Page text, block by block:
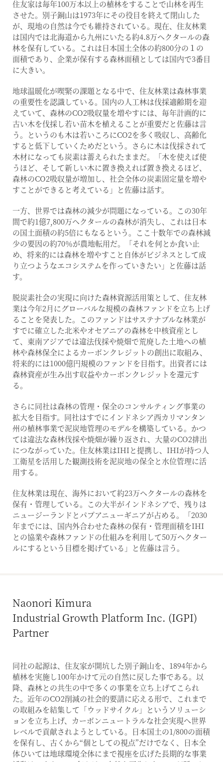
住友家は毎年100万本以上の植林をすることで山林を再生
させた。別子銅山は1973年にその役目を終えて閉山した
が、現地の自然は今でも維持されている。現在、住友林業
は国内では北海道から九州にいたる約4.8万ヘクタールの森
林を保有している。これは日本国土全体の約800分の１の
面積であり、企業が保有する森林面積としては国内で3番目
に大きい。
地球温暖化が喫緊の課題となる中で、住友林業は森林事業
の重要性を認識している。国内の人工林は伐採適齢期を迎
えていて、森林のCO2吸収量を増やすには、毎年計画的に
古い木を伐採し若い苗木を植えることが重要だと佐藤は言
う。というのも木は若いころにCO2を多く吸収し、高齢化
すると低下していくためだという。さらに木は伐採されて
木材になっても炭素は蓄えられたままだ。「木を使えば使
うほど、そして新しい木に置き換えれば置き換えるほど、
森林のCO2吸収量が増加し、社会全体の炭素固定量を増や
すことができると考えている」と佐藤は話す。
一方、世界では森林の減少が問題になっている。この30年
間で約1億7,800万ヘクタールの森林が消失し、これは日本
の国土面積の約5倍にもなるという。ここ十数年での森林減
少の要因の約70％が農地転用だ。「それを何とか食い止
め、将来的には森林を増やすこと自体がビジネスとして成
り立つようなエコシステムを作っていきたい」と佐藤は話
す。
脱炭素社会の実現に向けた森林資源活用策として、住友林
業は今年2月にグローバルな規模の森林ファンドを立ち上げ
ることを発表した。このファンドはサステナブルな林業が
すでに確立した北米やオセアニアの森林を中核資産とし
て、東南アジアでは違法伐採や焼畑で荒廃した土地への植
林や森林保全によるカーボンクレジットの創出に取組み、
将来的には1000億円規模のファンドを目指す。出資者には
森林資産が生み出す収益やカーボンクレジットを還元す
る。
さらに同社は森林の管理・保全のコンサルティング事業の
拡大を目指す。同社はすでにインドネシア西カリマンタン
州の植林事業で泥炭地管理のモデルを構築している。かつ
ては違法な森林伐採や焼畑が繰り返され、大量のCO2排出
につながっていた。住友林業はIHIと提携し、IHIが持つ人
工衛星を活用した観測技術を泥炭地の保全と水位管理に活
用する。
住友林業は現在、海外において約23万ヘクタールの森林を
保有・管理している。この大半がインドネシアで、残りは
ニュージーランドとパプアニューギニアが占める。「2030
年までには、国内外合わせた森林の保有・管理面積をIHI
との協業や森林ファンドの仕組みを利用して50万ヘクター
ルにするという目標を掲げている」と佐藤は言う。
Naonori Kimura
Industrial Growth Platform Inc. (IGPI)
Partner
同社の起源は、住友家が開坑した別子銅山を、1894年から
植林を実施し100年かけて元の自然に戻した事である。以
降、森林との共生の中で多くの事業を立ち上げてこられ
た。近年のCO2削減の社会的要請に応える形で、これまで
の取組みを結集して「ウッドサイクル」というソリューシ
ョンを立ち上げ、カーボンニュートラルな社会実現へ世界
レベルで貢献されようとしている。日本国土の1/800の面積
を保有し、古くから“個としての視点”だけでなく、日本全
体ひいては地球環境全体にまで視座を広げた長期的な事業